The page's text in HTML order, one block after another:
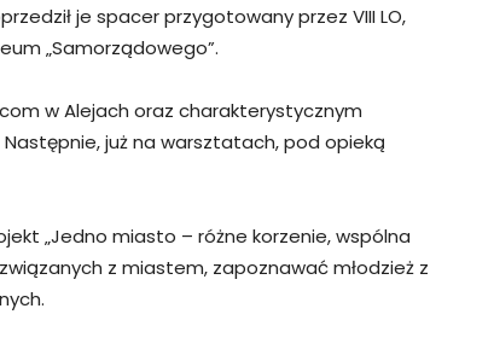
je spacer przygotowany przez VIII LO,
„Samorządowego”.
w Alejach oraz charakterystycznym
już na warsztatach, pod opieką
„Jedno miasto – różne korzenie, wspólna
z miastem, zapoznawać młodzież z